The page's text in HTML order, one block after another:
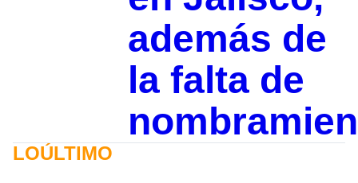
además de
la falta de
LOÚLTIMO